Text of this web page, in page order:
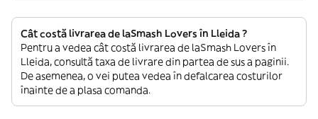
Cât costă livrarea de laSmash Lovers în Lleida ?
Pentru a vedea cât costă livrarea de laSmash Lovers în
Lleida, consultă taxa de livrare din partea de sus a paginii.
De asemenea, o vei putea vedea în defalcarea costurilor
înainte de a plasa comanda.